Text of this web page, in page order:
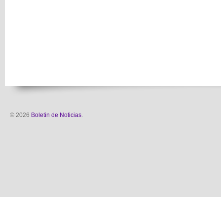
© 2026 Boletin de Noticias.